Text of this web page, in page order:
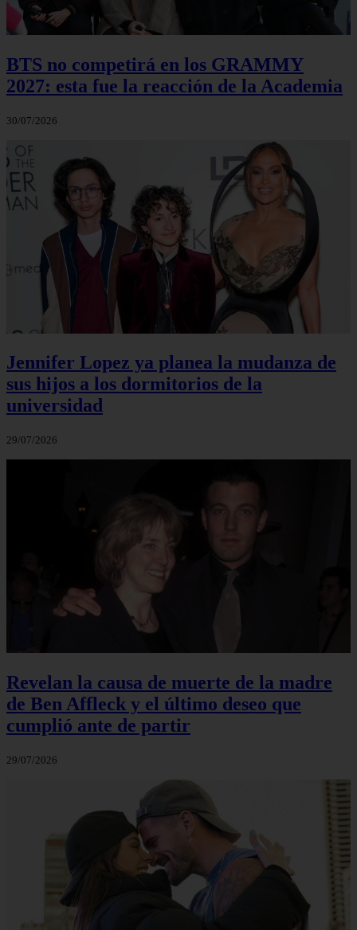
BTS no competirá en los GRAMMY
2027: esta fue la reacción de la Academia
30/07/2026
Jennifer Lopez ya planea la mudanza de
sus hijos a los dormitorios de la
universidad
29/07/2026
Revelan la causa de muerte de la madre
de Ben Affleck y el último deseo que
cumplió ante de partir
29/07/2026